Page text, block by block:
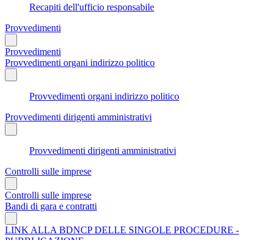
Recapiti dell'ufficio responsabile
Provvedimenti
Provvedimenti
Provvedimenti organi indirizzo politico
Provvedimenti organi indirizzo politico
Provvedimenti dirigenti amministrativi
Provvedimenti dirigenti amministrativi
Controlli sulle imprese
Controlli sulle imprese
Bandi di gara e contratti
LINK ALLA BDNCP DELLE SINGOLE PROCEDURE -